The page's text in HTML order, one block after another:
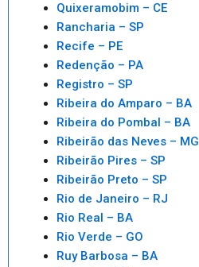
Quixeramobim – CE
Rancharia – SP
Recife – PE
Redenção – PA
Registro – SP
Ribeira do Amparo – BA
Ribeira do Pombal – BA
Ribeirão das Neves – MG
Ribeirão Pires – SP
Ribeirão Preto – SP
Rio de Janeiro – RJ
Rio Real – BA
Rio Verde – GO
Ruy Barbosa – BA